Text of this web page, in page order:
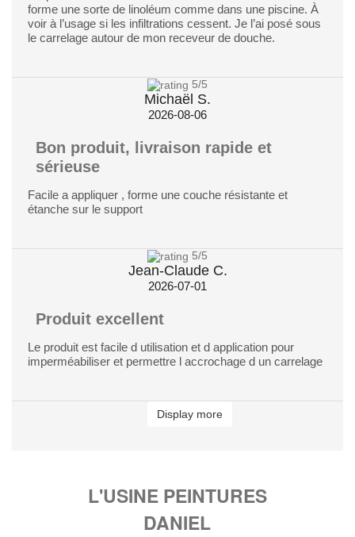
forme une sorte de linoléum comme dans une piscine. À
voir à l’usage si les infiltrations cessent. Je l’ai posé sous
le carrelage autour de mon receveur de douche.
5/5
Michaël S.
2026-08-06
Bon produit, livraison rapide et
sérieuse
Facile a appliquer , forme une couche résistante et
étanche sur le support
5/5
Jean-Claude C.
2026-07-01
Produit excellent
Le produit est facile d utilisation et d application pour
imperméabiliser et permettre l accrochage d un carrelage
Display more
L'USINE PEINTURES
DANIEL